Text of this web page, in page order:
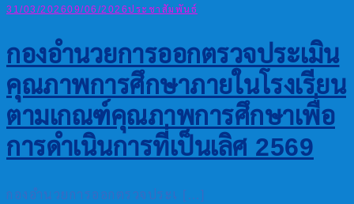
31/03/202609/06/2026ประชาสัมพันธ์
กองอำนวยการออกตรวจประเมิน
คุณภาพการศึกษาภายในโรงเรียน
ตามเกณฑ์คุณภาพการศึกษาเพื่อ
การดำเนินการที่เป็นเลิศ 2569
กองอำนวยการออกตรวจประเ […]